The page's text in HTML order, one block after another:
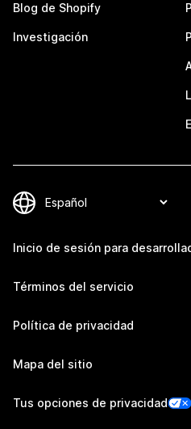
Blog de Shopify
Investigación
Inicio de sesión para
Términos del servicio
Política de privacidad
Mapa del sitio
Tus opciones de privacidad